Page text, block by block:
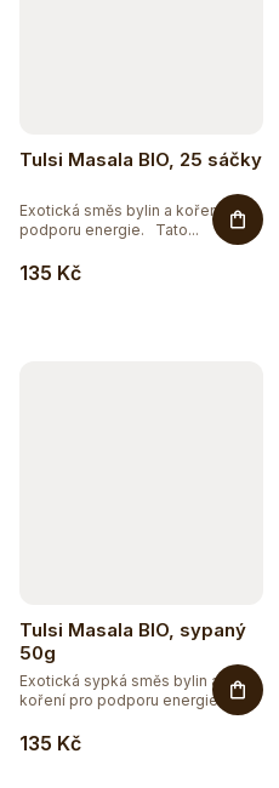
Tulsi Masala BIO, 25 sáčky
135 Kč
Exotická směs bylin a koření pro
podporu energie. Tato...
Těžko po jídle?
Tulsi Masala BIO, sypaný
50g
135 Kč
Exotická sypká směs bylin a
koření pro podporu energie. ...